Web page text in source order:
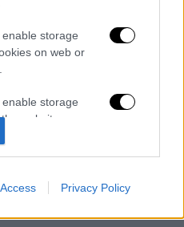
storage
on web or
storage
website or app.
authentication
Privacy Policy
με φρέσκο
με μπίρα ή
μια φέτα λεμονιού.
διάφορες
φτιάξετε σπιτικό,
με 1